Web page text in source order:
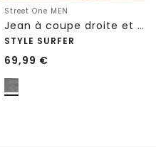
Street One MEN
Jean à coupe droite et coupe classique
STYLE SURFER
69,99 €